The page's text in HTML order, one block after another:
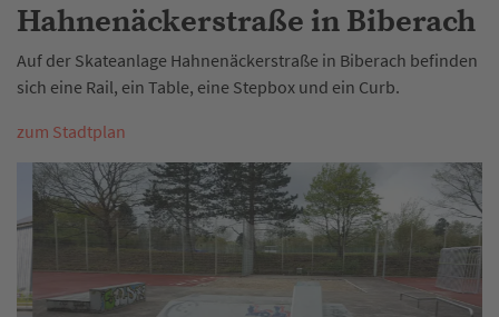
Hahnenäckerstraße in Biberach
Auf der Skateanlage Hahnenäckerstraße in Biberach befinden
sich eine Rail, ein Table, eine Stepbox und ein Curb.
zum Stadtplan